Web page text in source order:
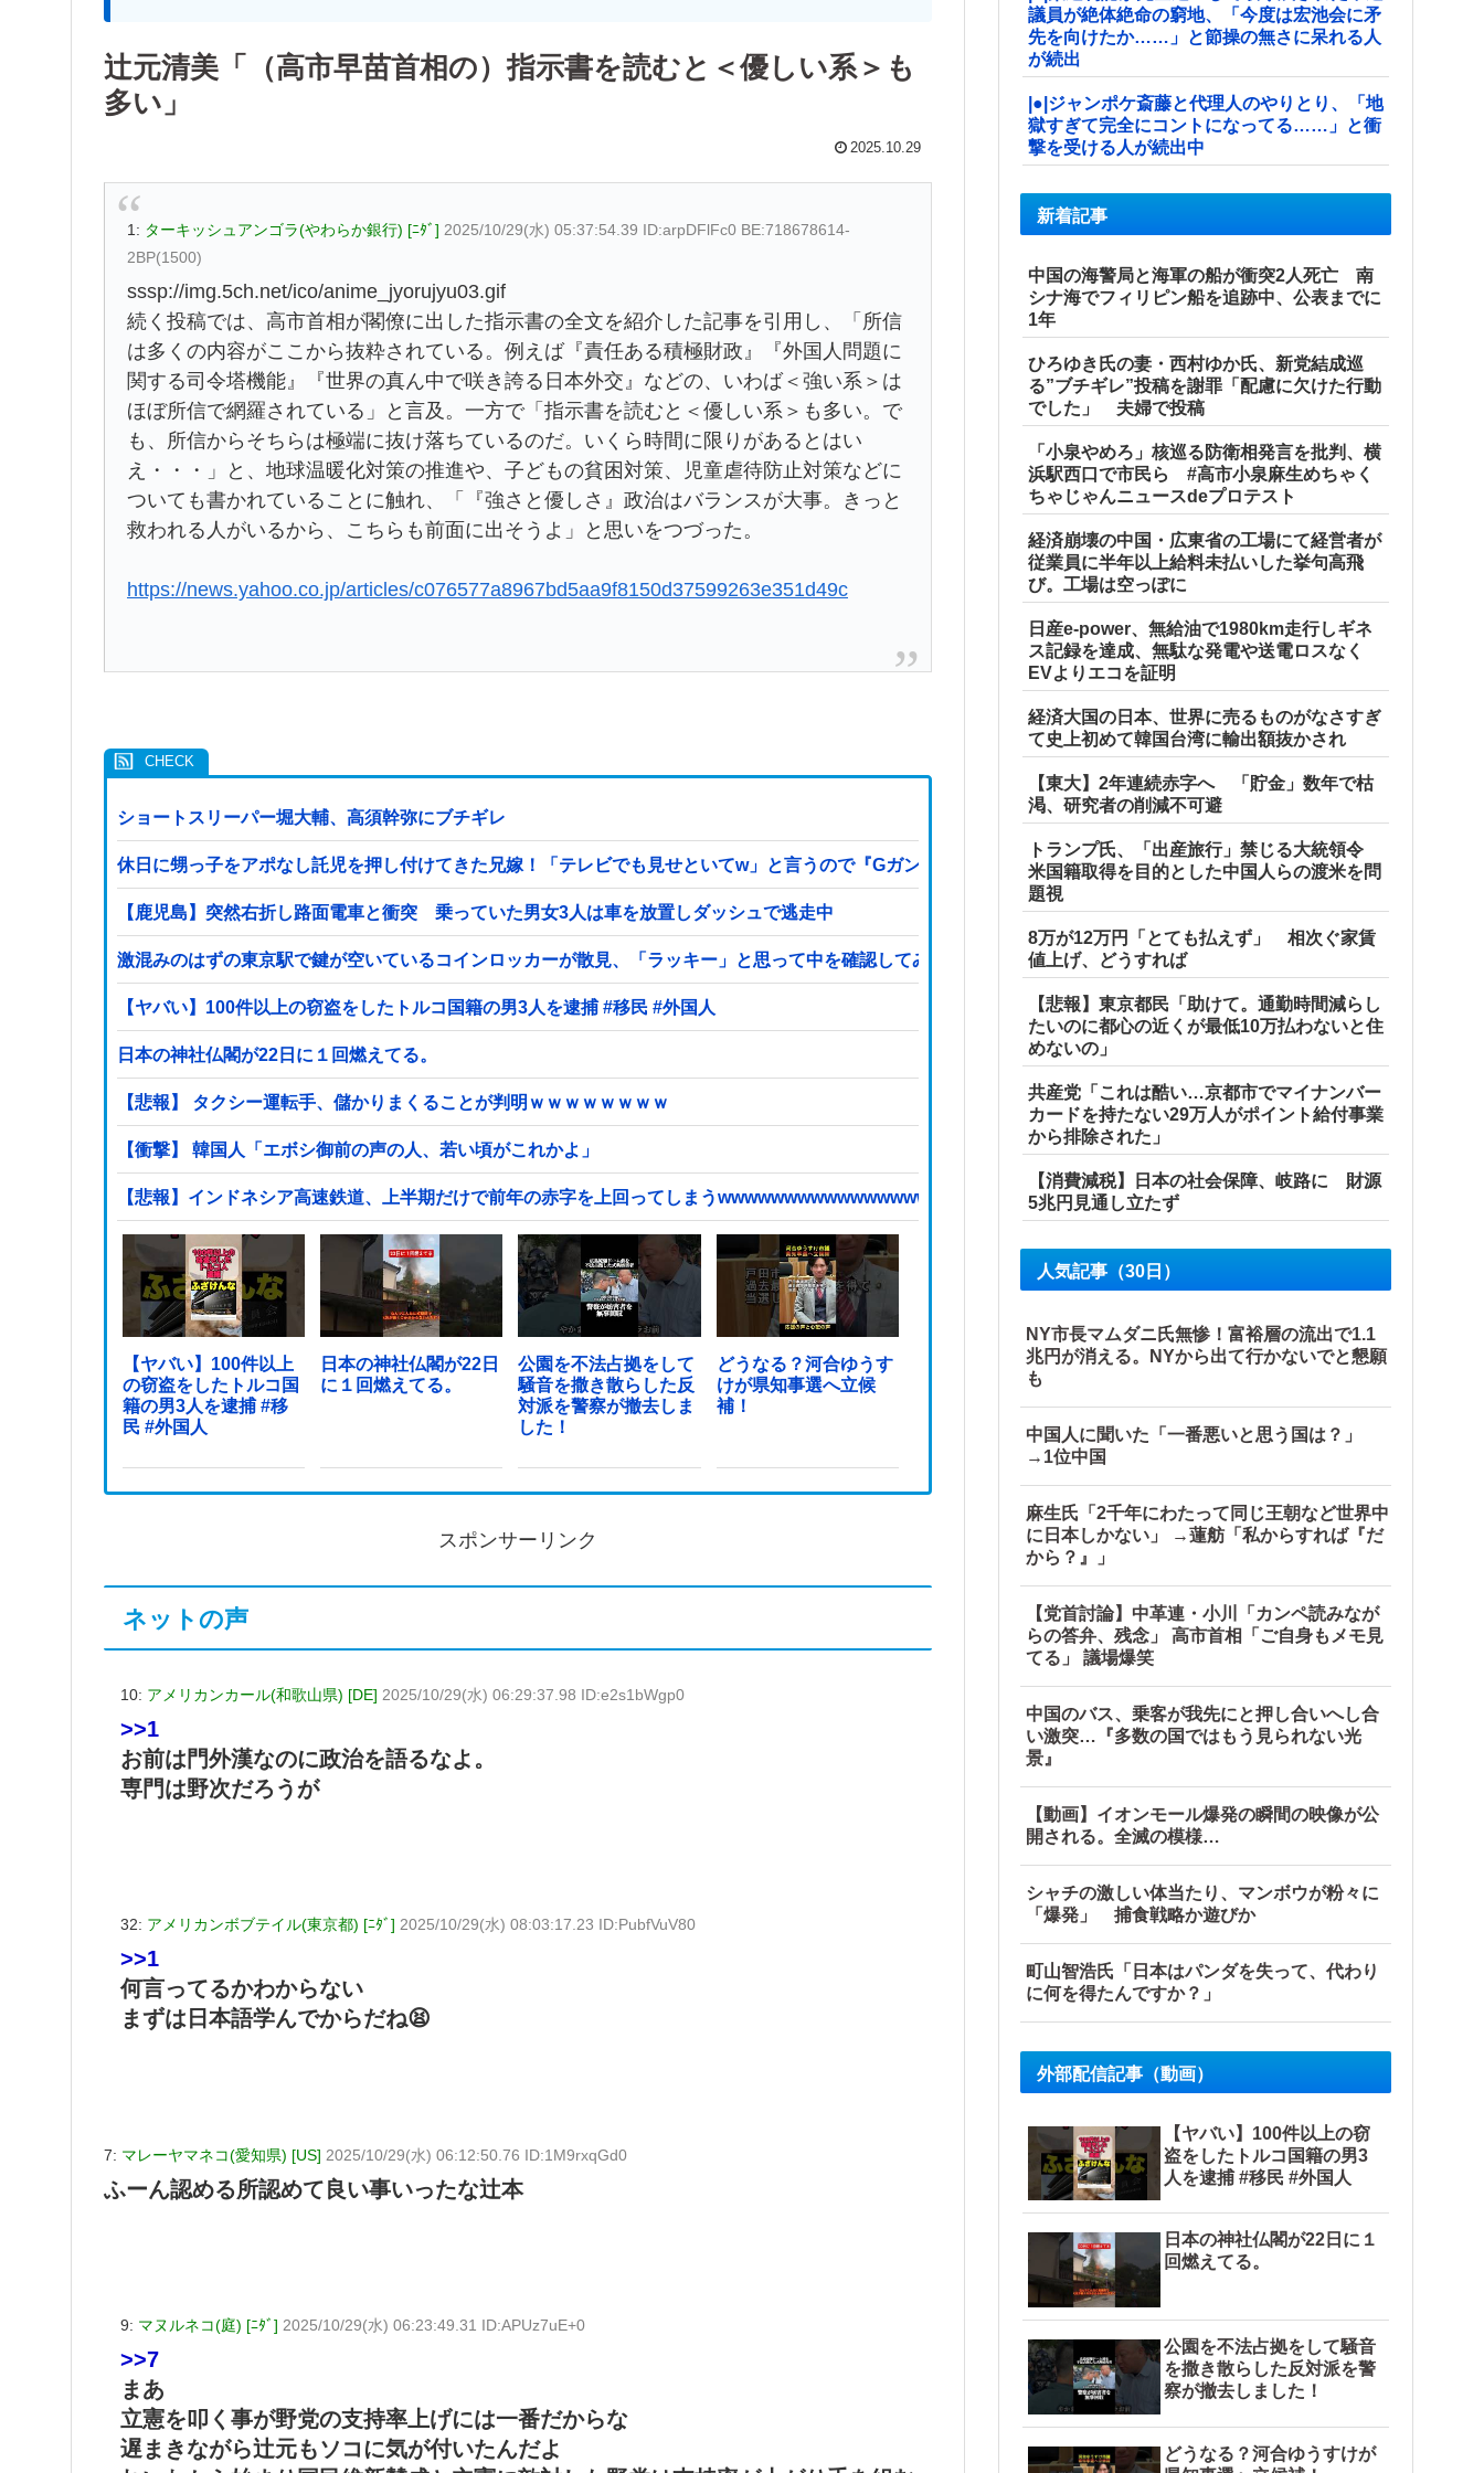
辻元清美「（高市早苗首相の）指示書を読むと＜優しい系＞も
多い」
2025.10.29
1: ターキッシュアンゴラ(やわらか銀行) [ﾆﾀﾞ] 2025/10/29(水) 05:37:54.39 ID:arpDFlFc0 BE:718678614-
2BP(1500)
sssp://img.5ch.net/ico/anime_jyorujyu03.gif
続く投稿では、高市首相が閣僚に出した指示書の全文を紹介した記事を引用し、「所信
は多くの内容がここから抜粋されている。例えば『責任ある積極財政』『外国人問題に
関する司令塔機能』『世界の真ん中で咲き誇る日本外交』などの、いわば＜強い系＞は
ほぼ所信で網羅されている」と言及。一方で「指示書を読むと＜優しい系＞も多い。で
も、所信からそちらは極端に抜け落ちているのだ。いくら時間に限りがあるとはい
え・・・」と、地球温暖化対策の推進や、子どもの貧困対策、児童虐待防止対策などに
ついても書かれていることに触れ、「『強さと優しさ』政治はバランスが大事。きっと
救われる人がいるから、こちらも前面に出そうよ」と思いをつづった。
https://news.yahoo.co.jp/articles/c076577a8967bd5aa9f8150d37599263e351d49c
ショートスリーパー堀大輔、高須幹弥にブチギレ
休日に甥っ子をアポなし託児を押し付けてきた兄嫁！「テレビでも見せといてw」と言うので『Gガンダム』を一気見させた結果……甥っ子が重度の中二病を発症して家で
【鹿児島】突然右折し路面電車と衝突 乗っていた男女3人は車を放置しダッシュで逃走中
激混みのはずの東京駅で鍵が空いているコインロッカーが散見、「ラッキー」と思って中を確認してみると……
【ヤバい】100件以上の窃盗をしたトルコ国籍の男3人を逮捕 #移民 #外国人
日本の神社仏閣が22日に１回燃えてる。
【悲報】 タクシー運転手、儲かりまくることが判明ｗｗｗｗｗｗｗｗ
【衝撃】 韓国人「エボシ御前の声の人、若い頃がこれかよ」
【悲報】インドネシア高速鉄道、上半期だけで前年の赤字を上回ってしまうwwwwwwwwwwwwwwwwwwwwwwwwwwwwwwwwwwwwwwwwwwwww他
【ヤバい】100件以上
の窃盗をしたトルコ国
籍の男3人を逮捕 #移
民 #外国人
日本の神社仏閣が22日
に１回燃えてる。
公園を不法占拠をして
騒音を撒き散らした反
対派を警察が撤去しま
した！
どうなる？河合ゆうす
けが県知事選へ立候
補！
スポンサーリンク
ネットの声
10: アメリカンカール(和歌山県) [DE] 2025/10/29(水) 06:29:37.98 ID:e2s1bWgp0
>>1
お前は門外漢なのに政治を語るなよ。
専門は野次だろうが
32: アメリカンボブテイル(東京都) [ﾆﾀﾞ] 2025/10/29(水) 08:03:17.23 ID:PubfVuV80
>>1
何言ってるかわからない
まずは日本語学んでからだね😫
7: マレーヤマネコ(愛知県) [US] 2025/10/29(水) 06:12:50.76 ID:1M9rxqGd0
ふーん認める所認めて良い事いったな辻本
9: マヌルネコ(庭) [ﾆﾀﾞ] 2025/10/29(水) 06:23:49.31 ID:APUz7uE+0
>>7
まあ
立憲を叩く事が野党の支持率上げには一番だからな
遅まきながら辻元もソコに気が付いたんだよ
議員が絶体絶命の窮地、「今度は宏池会に矛
先を向けたか……」と節操の無さに呆れる人
が続出
|●|ジャンポケ斎藤と代理人のやりとり、「地
獄すぎて完全にコントになってる……」と衝
撃を受ける人が続出中
新着記事
中国の海警局と海軍の船が衝突2人死亡 南
シナ海でフィリピン船を追跡中、公表までに
1年
ひろゆき氏の妻・西村ゆか氏、新党結成巡
る”ブチギレ”投稿を謝罪「配慮に欠けた行動
でした」 夫婦で投稿
「小泉やめろ」核巡る防衛相発言を批判、横
浜駅西口で市民ら #高市小泉麻生めちゃく
ちゃじゃんニュースdeプロテスト
経済崩壊の中国・広東省の工場にて経営者が
従業員に半年以上給料未払いした挙句高飛
び。工場は空っぽに
日産e-power、無給油で1980km走行しギネ
ス記録を達成、無駄な発電や送電ロスなく
EVよりエコを証明
経済大国の日本、世界に売るものがなさすぎ
て史上初めて韓国台湾に輸出額抜かされ
【東大】2年連続赤字へ 「貯金」数年で枯
渇、研究者の削減不可避
トランプ氏、「出産旅行」禁じる大統領令
米国籍取得を目的とした中国人らの渡米を問
題視
8万が12万円「とても払えず」 相次ぐ家賃
値上げ、どうすれば
【悲報】東京都民「助けて。通勤時間減らし
たいのに都心の近くが最低10万払わないと住
めないの」
共産党「これは酷い…京都市でマイナンバー
カードを持たない29万人がポイント給付事業
から排除された」
【消費減税】日本の社会保障、岐路に 財源
5兆円見通し立たず
人気記事（30日）
NY市長マムダニ氏無惨！富裕層の流出で1.1
兆円が消える。NYから出て行かないでと懇願
も
中国人に聞いた「一番悪いと思う国は？」
→1位中国
麻生氏「2千年にわたって同じ王朝など世界中
に日本しかない」 →蓮舫「私からすれば『だ
から？』」
【党首討論】中革連・小川「カンペ読みなが
らの答弁、残念」 高市首相「ご自身もメモ見
てる」 議場爆笑
中国のバス、乗客が我先にと押し合いへし合
い激突…『多数の国ではもう見られない光
景』
【動画】イオンモール爆発の瞬間の映像が公
開される。全滅の模様…
シャチの激しい体当たり、マンボウが粉々に
「爆発」 捕食戦略か遊びか
町山智浩氏「日本はパンダを失って、代わり
に何を得たんですか？」
外部配信記事（動画）
【ヤバい】100件以上の窃
盗をしたトルコ国籍の男3
人を逮捕 #移民 #外国人
日本の神社仏閣が22日に１
回燃えてる。
公園を不法占拠をして騒音
を撒き散らした反対派を警
察が撤去しました！
どうなる？河合ゆうすけが